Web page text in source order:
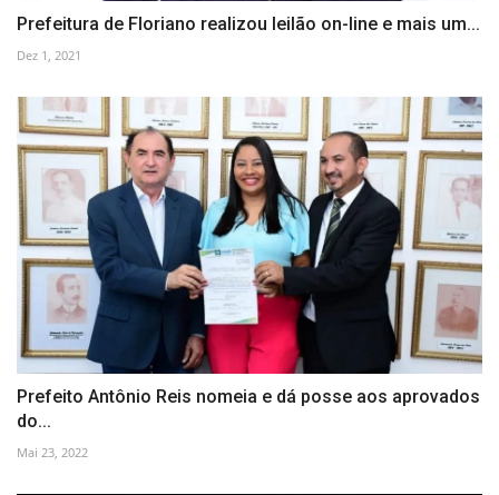
Prefeitura de Floriano realizou leilão on-line e mais um...
Dez 1, 2021
Prefeito Antônio Reis nomeia e dá posse aos aprovados
do...
Mai 23, 2022